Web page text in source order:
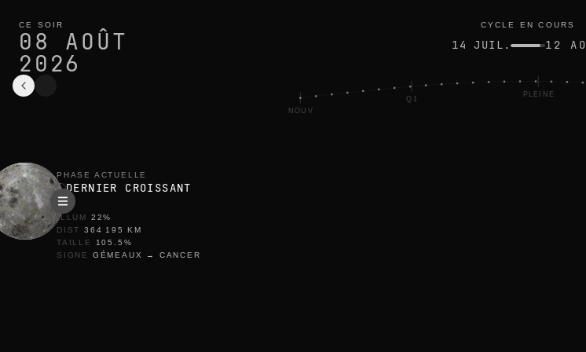
CE SOIR
08 AOÛT
2026
CYCLE EN COURS
14 JUIL. 12
NOUV
Q1
PLEINE
PHASE ACTUELLE
DERNIER CROISSANT
ILLUM 22%
DIST
364 195
KM
TAILLE
105.5 %
SIGNE
GÉMEAUX → CANCER